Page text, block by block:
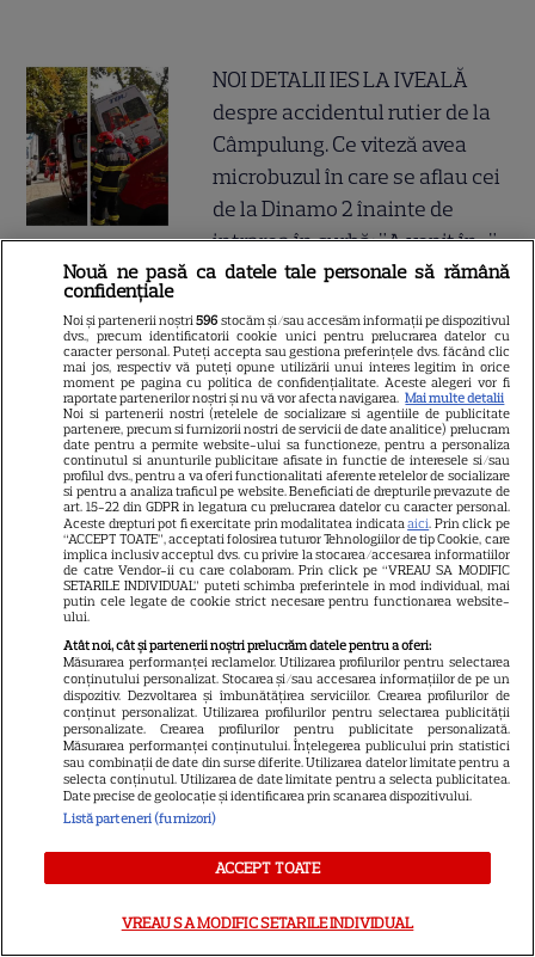
NOI DETALII IES LA IVEALĂ
despre accidentul rutier de la
Câmpulung. Ce viteză avea
microbuzul în care se aflau cei
de la Dinamo 2 înainte de
intrarea în curbă: "A venit în..."
Un nou concurent intră în
„Casa iubirii” și face furori
printre fete! Nu ratați ediția de
sâmbătă, 1 august, difuzată de
la 16:00 și 19:00, la Kanal D
Harta unei distracții sportive în
mare trend la noi în București:
padle tennis. Unde găsești
cele mai bune terenuri de
padel din oraș
CE ASCUNDE ultima CIFRA a
CNP-ului? Dacă ai 3 sau 8
însemană că...
Nouă ne pasă ca datele tale personale să rămână
confidențiale
Noi și partenerii noștri596 stocăm și/sau accesăm informații pe dispozitivul
dvs., precum identificatorii cookie unici pentru prelucrarea datelor cu
caracter personal. Puteți accepta sau gestiona preferințele dvs. făcând clic
mai jos, respectiv vă puteți opune utilizării unui interes legitim în orice
moment pe pagina cu politica de confidențialitate. Aceste alegeri vor fi
raportate partenerilor noștri și nu vă vor afecta navigarea. Mai multe detalii
Noi si partenerii nostri (retelele de socializare si agentiile de publicitate
partenere, precum si furnizorii nostri de servicii de date analitice) prelucram
date pentru a permite website-ului sa functioneze, pentru a personaliza
continutul si anunturile publicitare afisate in functie de interesele si/sau
profilul dvs., pentru a va oferi functionalitati aferente retelelor de socializare
si pentru a analiza traficul pe website. Beneficiati de drepturile prevazute de
art. 15-22 din GDPR in legatura cu prelucrarea datelor cu caracter personal.
Aceste drepturi pot fi exercitate prin modalitatea indicataaici. Prin click pe
“ACCEPT TOATE”, acceptati folosirea tuturor Tehnologiilor de tip Cookie, care
implica inclusiv acceptul dvs. cu privire la stocarea/accesarea informatiilor
de catre Vendor-ii cu care colaboram. Prin click pe “VREAU SA MODIFIC
SETARILE INDIVIDUAL” puteti schimba preferintele in mod individual, mai
putin cele legate de cookie strict necesare pentru functionarea website-
ului.
Atât noi, cât și partenerii noștri prelucrăm datele pentru a oferi:
Măsurarea performanței reclamelor. Utilizarea profilurilor pentru selectarea
conținutului personalizat. Stocarea și/sau accesarea informațiilor de pe un
dispozitiv. Dezvoltarea și îmbunătățirea serviciilor. Crearea profilurilor de
conținut personalizat. Utilizarea profilurilor pentru selectarea publicității
personalizate. Crearea profilurilor pentru publicitate personalizată.
Măsurarea performanței conținutului. Înțelegerea publicului prin statistici
sau combinații de date din surse diferite. Utilizarea datelor limitate pentru a
selecta conținutul. Utilizarea de date limitate pentru a selecta publicitatea.
Date precise de geolocație și identificarea prin scanarea dispozitivului.
Listă parteneri (furnizori)
ACCEPT TOATE
VREAU SA MODIFIC SETARILE INDIVIDUAL